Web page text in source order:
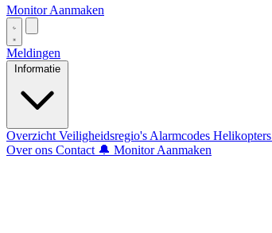
Monitor Aanmaken
Meldingen
Informatie
Overzicht Veiligheidsregio's Alarmcodes Helikopters
Over ons Contact 🔔 Monitor Aanmaken